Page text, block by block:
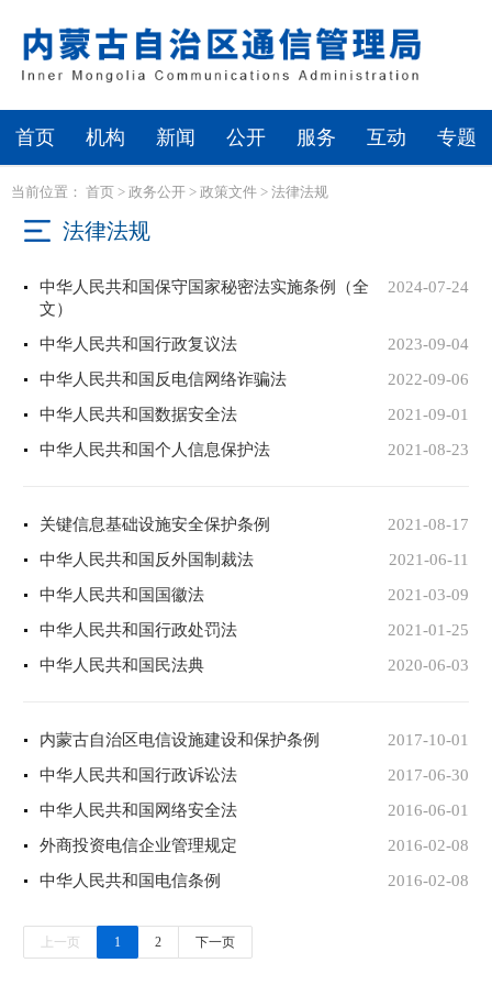
首页 机构 新闻 公开 服务 互动 专题
当前位置： 首页 > 政务公开 > 政策文件 > 法律法规
法律法规
2024-07-24
中华人民共和国保守国家秘密法实施条例（全
文）
2023-09-04
中华人民共和国行政复议法
2022-09-06
中华人民共和国反电信网络诈骗法
2021-09-01
中华人民共和国数据安全法
2021-08-23
中华人民共和国个人信息保护法
2021-08-17
关键信息基础设施安全保护条例
2021-06-11
中华人民共和国反外国制裁法
2021-03-09
中华人民共和国国徽法
2021-01-25
中华人民共和国行政处罚法
2020-06-03
中华人民共和国民法典
2017-10-01
内蒙古自治区电信设施建设和保护条例
2017-06-30
中华人民共和国行政诉讼法
2016-06-01
中华人民共和国网络安全法
2016-02-08
外商投资电信企业管理规定
2016-02-08
中华人民共和国电信条例
上一页 1 2 下一页